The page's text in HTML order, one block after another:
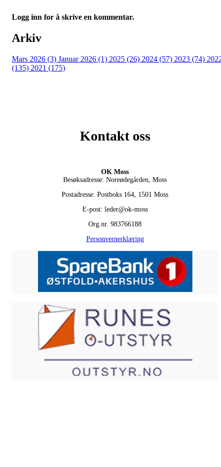
Logg inn for å skrive en kommentar.
Arkiv
Mars 2026 (3) Januar 2026 (1) 2025 (26) 2024 (57) 2023 (74)
(135) 2021 (175)
Kontakt oss
OK Moss
Besøksadresse: Noreødegården, Moss
Postadresse: Postboks 164, 1501 Moss
E-post: leder@ok-moss
Org.nr. 983766188
Personvernerklæring